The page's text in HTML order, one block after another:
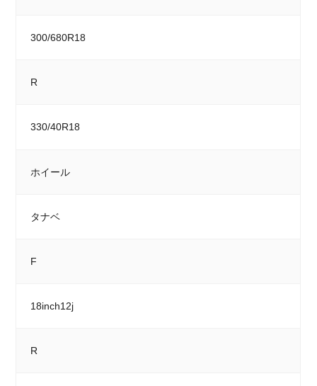
300/680R18
R
330/40R18
ホイール
タナベ
F
18inch12j
R